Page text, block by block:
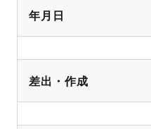
年月日
差出・作成